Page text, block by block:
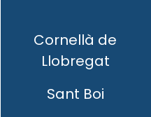
Cornellà de
Llobregat
Sant Boi